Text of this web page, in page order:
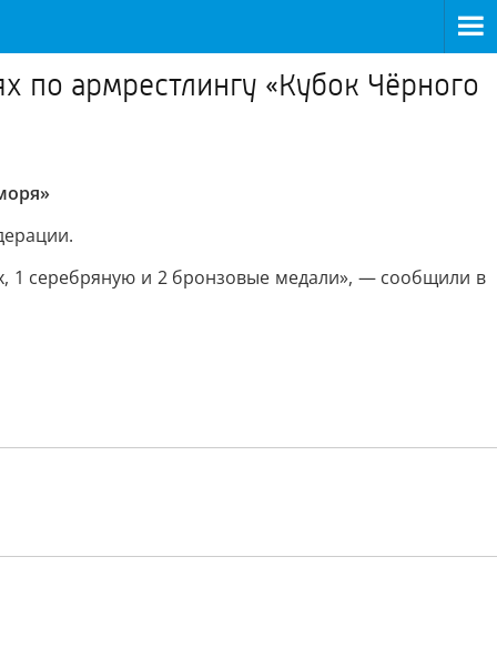
по армрестлингу «Кубок Чёрного
1 серебряную и 2 бронзовые медали», — сообщили в